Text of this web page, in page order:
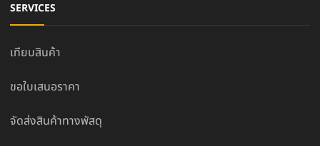
SERVICES
เทียบสินค้า
ขอใบเสนอราคา
จัดส่งสินค้าทางพัสดุ